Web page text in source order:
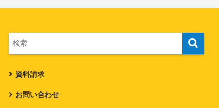
資料請求
お問い合わせ